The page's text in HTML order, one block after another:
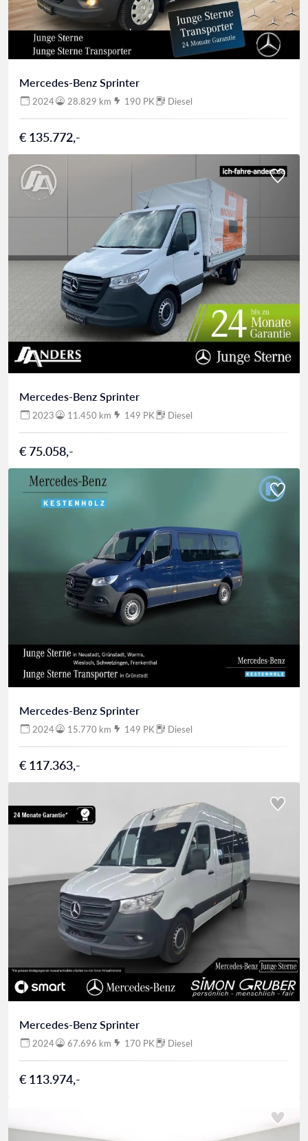
Mercedes-Benz Sprinter
2024 28.829 km 190 PK Diesel
€ 135.772,-
Mercedes-Benz Sprinter
2023 11.450 km 149 PK Diesel
€ 75.058,-
Mercedes-Benz Sprinter
2024 15.770 km 149 PK Diesel
€ 117.363,-
Mercedes-Benz Sprinter
2024 67.696 km 170 PK Diesel
€ 113.974,-